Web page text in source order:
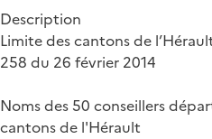
Description
Limite des cantons de
258 du 26 février 2014
Noms des 50 conseillers
cantons de l'Hérault